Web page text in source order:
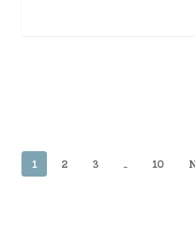
1 2 3 … 10